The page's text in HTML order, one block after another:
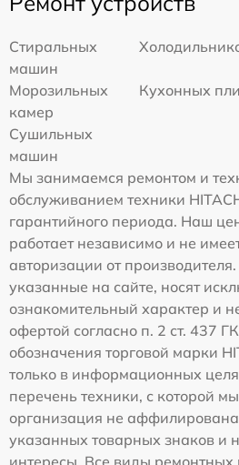
Стиральных
машин
Морозильных
камер
Кухонных
Сушильных
машин
Мы занимаемся ремонтом и
обслуживанием техники
гарантийного периода. Наш
работает независимо и не
авторизации от
указанные на сайте, носят
ознакомительный характер и
офертой согласно п. 2 ст. 437
обозначения торговой марки
только в информационных
перечень техники, с которой
организация не
указанных товарных знаков и